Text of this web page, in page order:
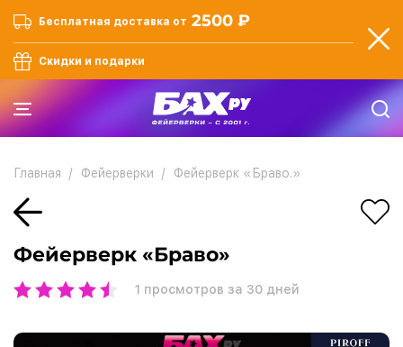
Бесплатная доставка от 2500 ₽
Скидки и подарки
Главная Фейерверки Фейерверк «Браво.»
Фейерверк «Браво»
1 просмотров за 30 дней